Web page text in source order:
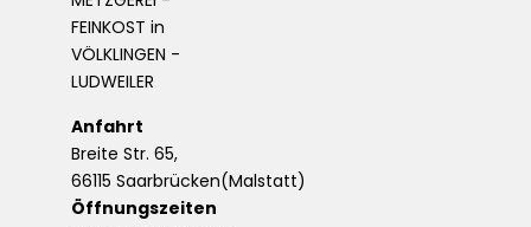
Anfahrt
Breite Str. 65,
66115 Saarbrücken(Malstatt)
Öffnungszeiten